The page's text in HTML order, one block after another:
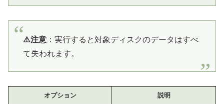
⚠️注意：実行すると対象ディスクのデータはすべ
て失われます。
オプション 説明